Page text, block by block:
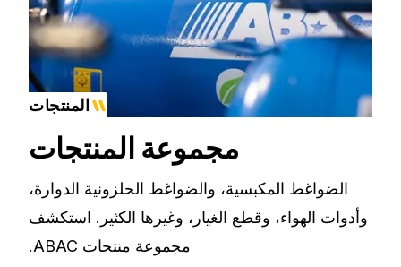
المنتجات
مجموعة المنتجات
الضواغط المكبسية، والضواغط الحلزونية الدوارة،
وأدوات الهواء، وقطع الغيار، وغيرها الكثير. استكشف
مجموعة منتجات ABAC.